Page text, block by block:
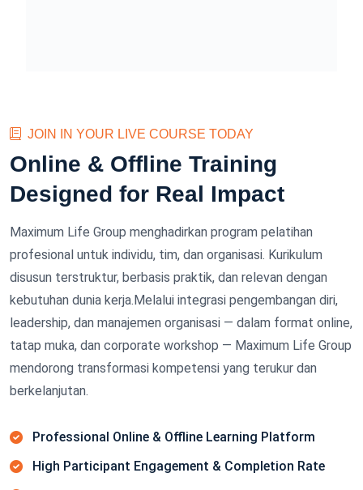
JOIN IN YOUR LIVE COURSE TODAY
Online & Offline Training
Designed for Real Impact
Maximum Life Group menghadirkan program pelatihan
profesional untuk individu, tim, dan organisasi. Kurikulum
disusun terstruktur, berbasis praktik, dan relevan dengan
kebutuhan dunia kerja.Melalui integrasi pengembangan diri,
leadership, dan manajemen organisasi — dalam format online,
tatap muka, dan corporate workshop — Maximum Life Group
mendorong transformasi kompetensi yang terukur dan
berkelanjutan.
Professional Online & Offline Learning Platform
High Participant Engagement & Completion Rate